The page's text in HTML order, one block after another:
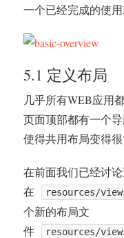
一个已经完成的使用
5.1 定义布局
几乎所有WEB应用
页面顶部都有一个
使得共用布局变得很
在前面我们已经讨
在
resources/
个新的布局文
件
resources/